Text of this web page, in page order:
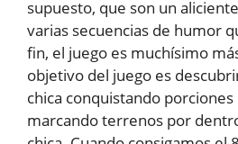
supuesto, que son un
varias secuencias de humor
fin, el juego es muchísimo
objetivo del juego es
chica conquistando porciones
marcando terrenos por